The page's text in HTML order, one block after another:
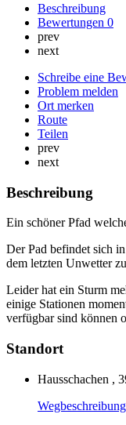
Beschreibung
Bewertungen 0
prev
next
Schreibe eine
Problem melden
Ort merken
Route
Teilen
prev
next
Beschreibung
Ein schöner Pfad
Der Pad befindet sich
dem letzten Unwetter
Leider hat ein Sturm
einige Stationen
verfügbar sind können
Standort
Hausschachen ,